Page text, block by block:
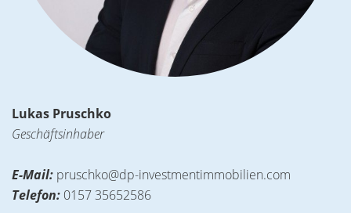
Lukas Pruschko
Geschäftsinhaber
E-Mail: pruschko@dp-investmentimmobilien.com
Telefon: 0157 35652586